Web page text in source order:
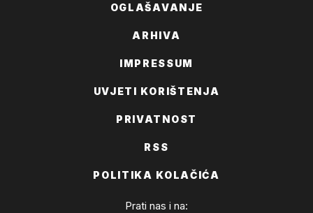
OGLAŠAVANJE
ARHIVA
IMPRESSUM
UVJETI KORIŠTENJA
PRIVATNOST
RSS
POLITIKA KOLAČIĆA
Prati nas i na: